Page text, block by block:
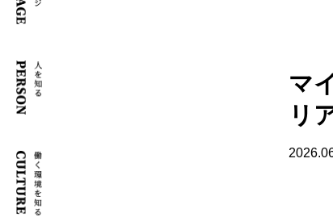
マ
リ